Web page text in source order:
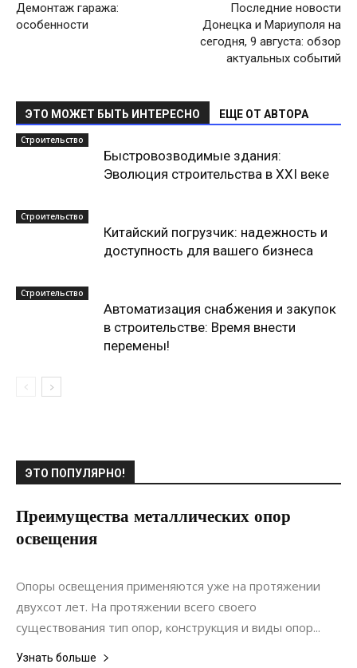
Демонтаж гаража:
особенности
Последние новости
Донецка и Мариуполя на
сегодня, 9 августа: обзор
актуальных событий
ЭТО МОЖЕТ БЫТЬ ИНТЕРЕСНО ЕЩЕ ОТ АВТОРА
Строительство
Быстровозводимые здания:
Эволюция строительства в XXI веке
Строительство
Китайский погрузчик: надежность и
доступность для вашего бизнеса
Строительство
Автоматизация снабжения и закупок
в строительстве: Время внести
перемены!
ЭТО ПОПУЛЯРНО!
Преимущества металлических опор
освещения
04.06.2022
Опоры освещения применяются уже на протяжении
двухсот лет. На протяжении всего своего
существования тип опор, конструкция и виды опор...
Узнать больше